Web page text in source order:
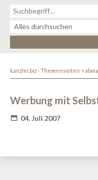
kanzlei.biz - Themenseiten
Werbung mit
04. Juli 2007